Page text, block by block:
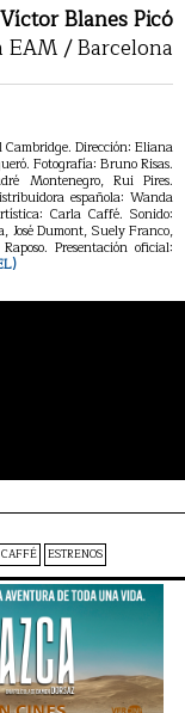
Víctor Blanes Picó
EAM / Barcelona
Dirección: Eliana
Fotografía: Bruno Risas.
Montenegro, Rui Pires.
española: Wanda
Carla Caffé. Sonido:
José Dumont, Suely Franco,
Presentación oficial:
ESTRENOS